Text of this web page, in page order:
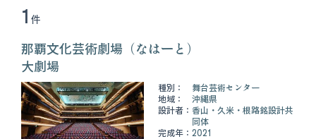
1 件
那覇文化芸術劇場（なはーと）
大劇場
種別：
舞台芸術センター
地域：
沖縄県
設計者： 香山・久米・根路銘設計共
同体
完成年： 2021